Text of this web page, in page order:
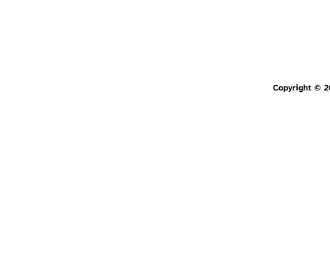
Copyright ©